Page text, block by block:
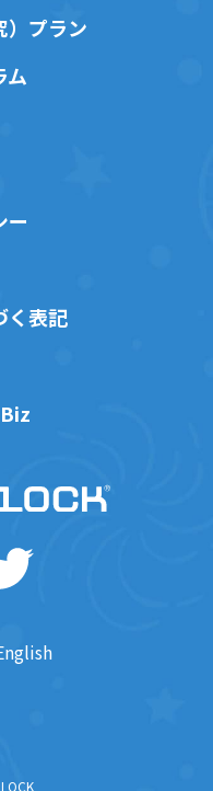
）プラン
ム
ー
く表記